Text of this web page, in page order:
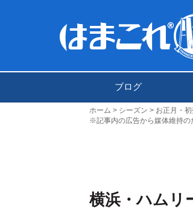
ブログ
ホーム シーズン
お正月・
※記事内の広告から媒体維持の
横浜・ハムリ